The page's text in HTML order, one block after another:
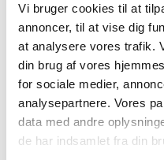
Vi bruger cookies til at
annoncer, til at vise dig
at analysere vores trafik.
din brug af vores
for sociale medier,
analysepartnere. Vores
data med andre
de har indsamlet fra din
I forbindelse den nye
7. august 2023
og fonde, som bør
23. september 2025,
en række mindre
vedtægter. Da der
stemmeberettigede
vedtægtsændringer,